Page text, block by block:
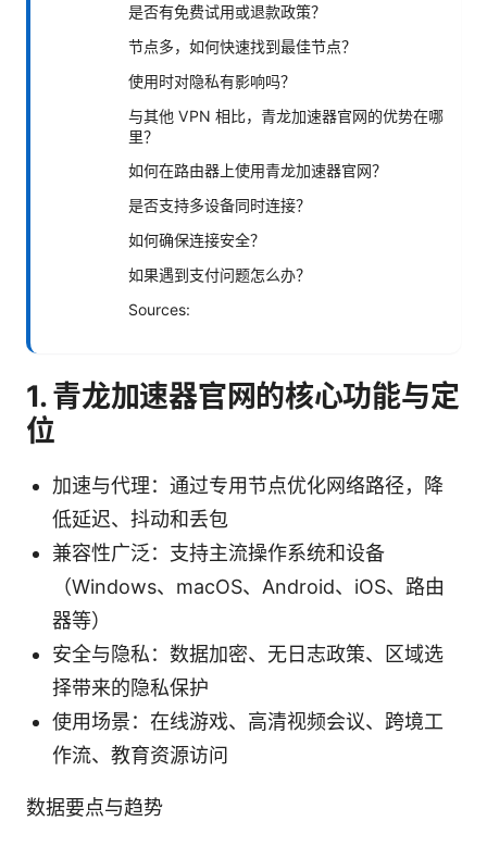
是否有免费试用或退款政策？
节点多，如何快速找到最佳节点？
使用时对隐私有影响吗？
与其他 VPN 相比，青龙加速器官网的优势在哪
里？
如何在路由器上使用青龙加速器官网？
是否支持多设备同时连接？
如何确保连接安全？
如果遇到支付问题怎么办？
Sources:
1. 青龙加速器官网的核心功能与定
位
加速与代理：通过专用节点优化网络路径，降
低延迟、抖动和丢包
兼容性广泛：支持主流操作系统和设备
（Windows、macOS、Android、iOS、路由
器等）
安全与隐私：数据加密、无日志政策、区域选
择带来的隐私保护
使用场景：在线游戏、高清视频会议、跨境工
作流、教育资源访问
数据要点与趋势